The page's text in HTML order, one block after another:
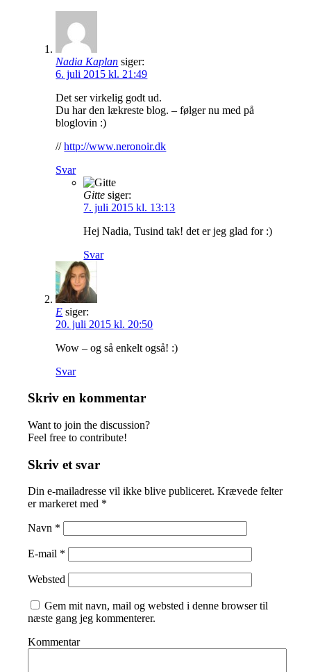
Nadia Kaplan siger:
6. juli 2015 kl. 21:49
Det ser virkelig godt ud.
Du har den lækreste blog. – følger nu med på
bloglovin :)
//http://www.neronoir.dk
Svar
Gitte siger:
7. juli 2015 kl. 13:13
Hej Nadia, Tusind tak! det er jeg glad for :)
Svar
E siger:
20. juli 2015 kl. 20:50
Wow – og så enkelt også! :)
Svar
Skriv en kommentar
Want to join the discussion?
Feel free to contribute!
Skriv et svar
Din e-mailadresse vil ikke blive publiceret. Krævede felter
er markeret med *
Navn *
E-mail *
Websted
Gem mit navn, mail og websted i denne browser til
næste gang jeg kommenterer.
Kommentar